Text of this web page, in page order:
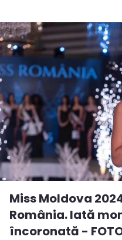
Miss Moldova
România. Iată
încoronată -